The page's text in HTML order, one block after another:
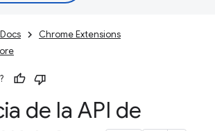
Docs
Chrome Extensions
de la API de